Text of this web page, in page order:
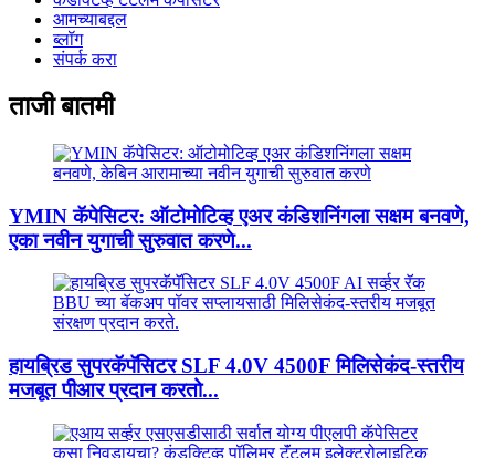
आमच्याबद्दल
ब्लॉग
संपर्क करा
ताजी बातमी
YMIN कॅपेसिटर: ऑटोमोटिव्ह एअर कंडिशनिंगला सक्षम बनवणे,
एका नवीन युगाची सुरुवात करणे...
हायब्रिड सुपरकॅपॅसिटर SLF 4.0V 4500F मिलिसेकंद-स्तरीय
मजबूत पीआर प्रदान करतो...